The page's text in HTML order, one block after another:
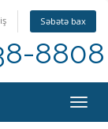
Səbətə bax
8808